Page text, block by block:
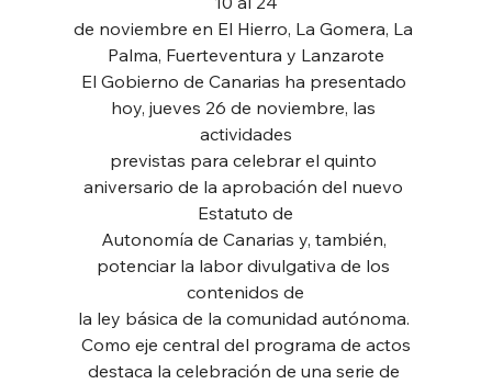
de noviembre en El Hierro, La Gomera, La
Palma, Fuerteventura y Lanzarote
El Gobierno de Canarias ha presentado
hoy, jueves 26 de noviembre, las
actividades
previstas para celebrar el quinto
aniversario de la aprobación del nuevo
Estatuto de
Autonomía de Canarias y, también,
potenciar la labor divulgativa de los
contenidos de
la ley básica de la comunidad autónoma.
Como eje central del programa de actos
destaca la celebración de una serie de